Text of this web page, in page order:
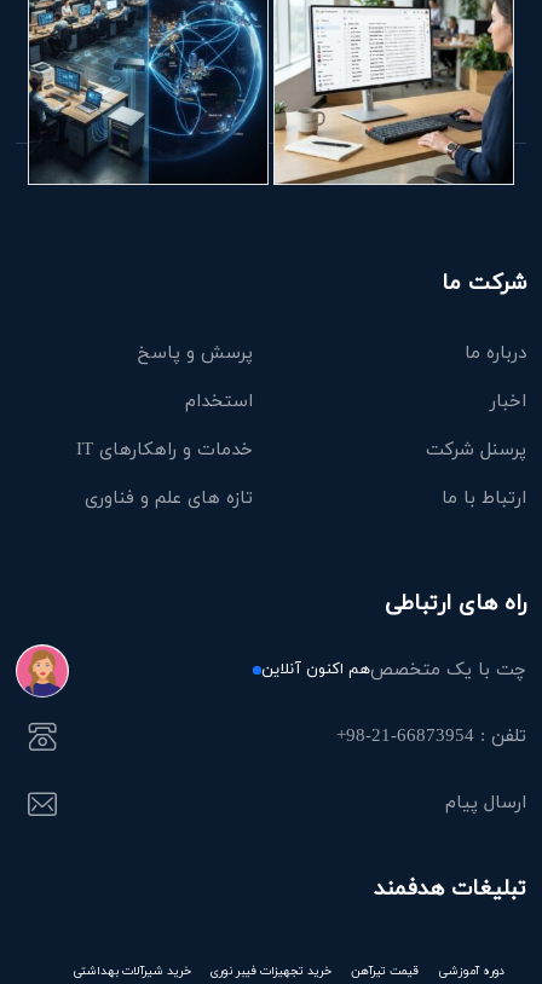
شرکت ما
درباره ما
پرسش و پاسخ
اخبار
استخدام
پرسنل شرکت
خدمات و راهکارهای IT
ارتباط با ما
تازه های علم و فناوری
راه های ارتباطی
چت با یک متخصصهم اکنون آنلاین
تلفن : 66873954-21-98+
ارسال پیام
تبلیغات هدفمند
دوره آموزشی قیمت تیرآهن خرید تجهیزات فیبر نوری خرید شیرآلات بهداشتی